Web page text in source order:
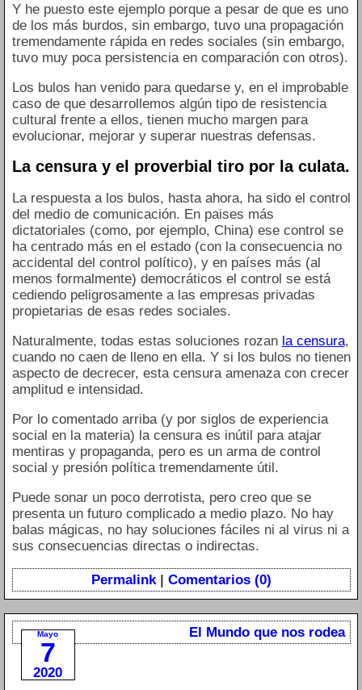
Y he puesto este ejemplo porque a pesar de que es uno
de los más burdos, sin embargo, tuvo una propagación
tremendamente rápida en redes sociales (sin embargo,
tuvo muy poca persistencia en comparación con otros).
Los bulos han venido para quedarse y, en el improbable
caso de que desarrollemos algún tipo de resistencia
cultural frente a ellos, tienen mucho margen para
evolucionar, mejorar y superar nuestras defensas.
La censura y el proverbial tiro por la culata.
La respuesta a los bulos, hasta ahora, ha sido el control
del medio de comunicación. En paises más
dictatoriales (como, por ejemplo, China) ese control se
ha centrado más en el estado (con la consecuencia no
accidental del control político), y en países más (al
menos formalmente) democráticos el control se está
cediendo peligrosamente a las empresas privadas
propietarias de esas redes sociales.
Naturalmente, todas estas soluciones rozan la censura,
cuando no caen de lleno en ella. Y si los bulos no tienen
aspecto de decrecer, esta censura amenaza con crecer
amplitud e intensidad.
Por lo comentado arriba (y por siglos de experiencia
social en la materia) la censura es inútil para atajar
mentiras y propaganda, pero es un arma de control
social y presión política tremendamente útil.
Puede sonar un poco derrotista, pero creo que se
presenta un futuro complicado a medio plazo. No hay
balas mágicas, no hay soluciones fáciles ni al virus ni a
sus consecuencias directas o indirectas.
Permalink| Comentarios (0)
Mayo
7
2020
El Mundo que nos rodea